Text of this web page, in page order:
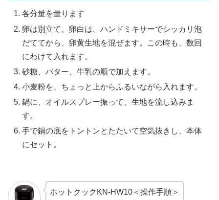
各分量を量ります
卵は別立て。卵白は、ハンドミキサーでシッカリ泡
だててから、卵黄生地を混ぜます。この時も、数回
にわけて入れます。
砂糖、バター、牛乳の順で加えます。
小麦粉を、ちょっと上からふるいながら入れます。
鍋に、オイルスプレー振って、生地を流し込みま
す。
手で鍋の底をトントンとたたいて空気抜きし、本体
にセット。
ホットクックKN-HW10＜操作手順＞